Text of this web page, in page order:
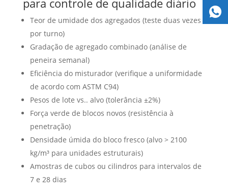
para controle de qualidade diário
Teor de umidade dos agregados (teste duas vezes
por turno)
Gradação de agregado combinado (análise de
peneira semanal)
Eficiência do misturador (verifique a uniformidade
de acordo com ASTM C94)
Pesos de lote vs.. alvo (tolerância ±2%)
Força verde de blocos novos (resistência à
penetração)
Densidade úmida do bloco fresco (alvo > 2100
kg/m³ para unidades estruturais)
Amostras de cubos ou cilindros para intervalos de
7 e 28 dias